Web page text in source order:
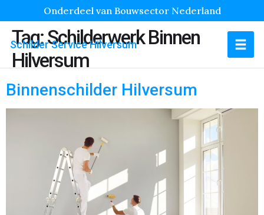
Onderdeel van Bouwsector Nederland
Schilder Service Hilversum
Tag:Schilderwerk Binnen
Hilversum
Binnenschilder Hilversum